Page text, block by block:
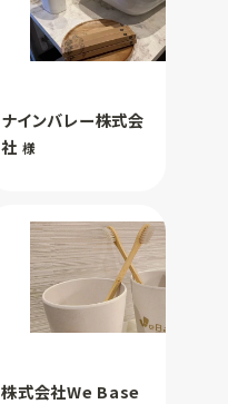
ナインバレー株式会
社 様
株式会社We Base